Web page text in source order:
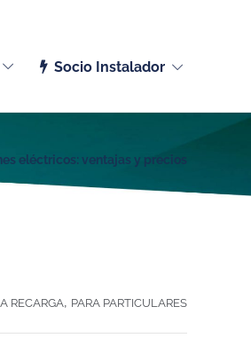
Socio Instalador
eléctricos: ventajas y precios
RECARGA, PARA PARTICULARES